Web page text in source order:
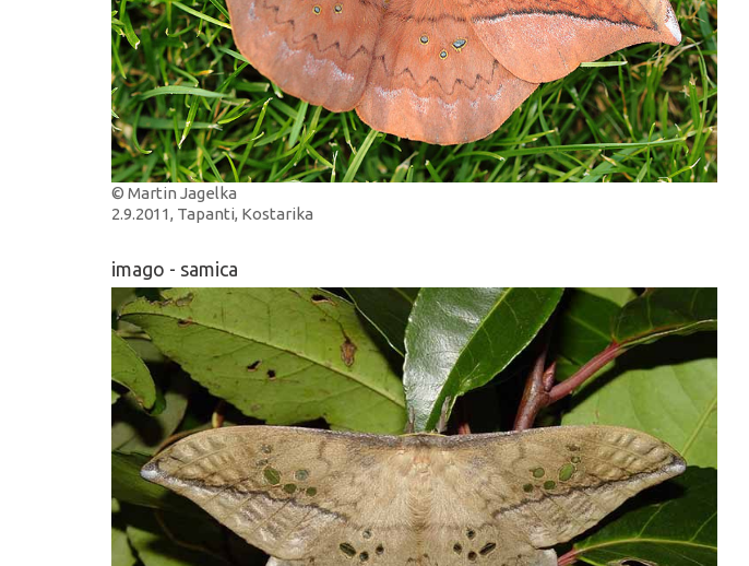
© Martin Jagelka
2.9.2011, Tapanti, Kostarika
imago - samica